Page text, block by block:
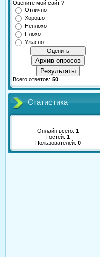
Оцените мой сайт ?
Отлично
Хорошо
Неплохо
Плохо
Ужасно
Архив опросов
Результаты
Всего ответов: 50
Статистика
Онлайн всего: 1
Гостей: 1
Пользователей: 0